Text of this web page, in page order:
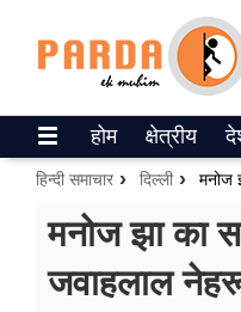
ePaper
वेब स्टोरीज
उत्तर प्रदेश
होम क्षेत्रीय
हिन्दी समाचार दिल्ली
मनोज झा का
जवाहलाल